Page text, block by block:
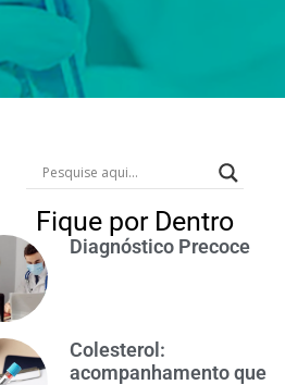
Fique por Dentro
Diagnóstico Precoce
Colesterol:
acompanhamento que